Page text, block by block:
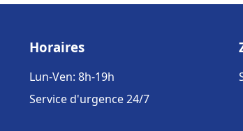
Horaires
Lun-Ven: 8h-19h
Service d'urgence 24/7